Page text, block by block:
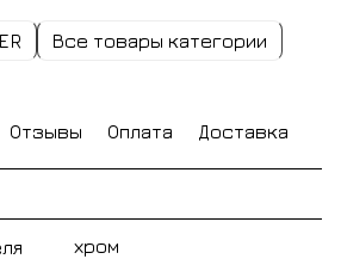
Все товары категории
Отзывы Оплата Доставка
хром